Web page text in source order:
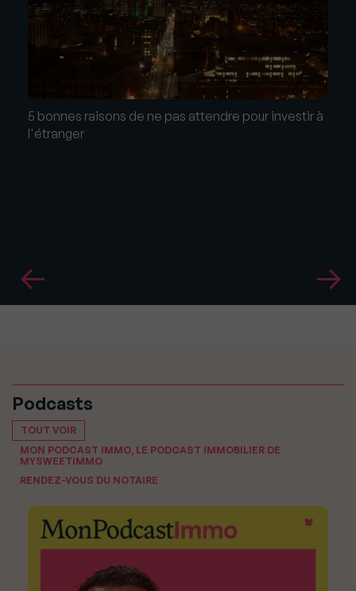
5 bonnes raisons de ne pas attendre pour investir à
l'étranger
Podcasts
TOUT VOIR
MON PODCAST IMMO, LE PODCAST IMMOBILIER DE
MYSWEETIMMO
RENDEZ-VOUS DU NOTAIRE